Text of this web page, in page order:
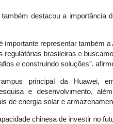
destacou a importância
importante representar também
brasileiras e
e construindo soluções”,
principal da Huawei,
e desenvolvimento,
de energia solar e
chinesa de investir no